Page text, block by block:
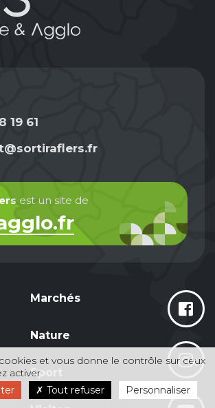
19 61
est un site de
Marchés
Nature
Sport
X
et vous donne le contrôle sur ceux
activer
Tout refuser Personnaliser